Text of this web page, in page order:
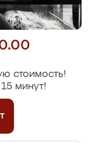
стоимость!
минут!